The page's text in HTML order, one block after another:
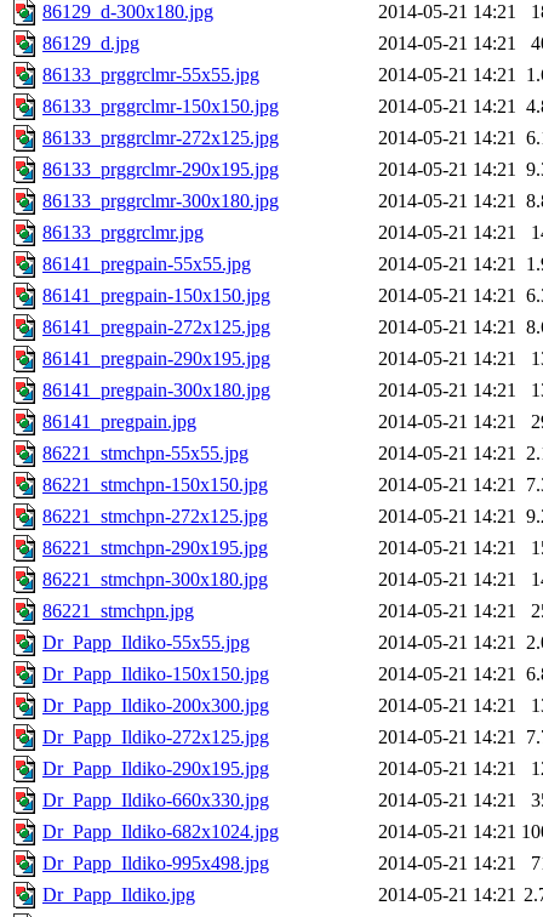
86129_d-300x180.jpg
2014-05-21 14:21
86129_d.jpg
2014-05-21 14:21
86133_prggrclmr-55x55.jpg
2014-05-21 14:21
86133_prggrclmr-150x150.jpg
2014-05-21 14:21
86133_prggrclmr-272x125.jpg
2014-05-21 14:21
86133_prggrclmr-290x195.jpg
2014-05-21 14:21
86133_prggrclmr-300x180.jpg
2014-05-21 14:21
86133_prggrclmr.jpg
2014-05-21 14:21
86141_pregpain-55x55.jpg
2014-05-21 14:21
86141_pregpain-150x150.jpg
2014-05-21 14:21
86141_pregpain-272x125.jpg
2014-05-21 14:21
86141_pregpain-290x195.jpg
2014-05-21 14:21
86141_pregpain-300x180.jpg
2014-05-21 14:21
86141_pregpain.jpg
2014-05-21 14:21
86221_stmchpn-55x55.jpg
2014-05-21 14:21
86221_stmchpn-150x150.jpg
2014-05-21 14:21
86221_stmchpn-272x125.jpg
2014-05-21 14:21
86221_stmchpn-290x195.jpg
2014-05-21 14:21
86221_stmchpn-300x180.jpg
2014-05-21 14:21
86221_stmchpn.jpg
2014-05-21 14:21
Dr_Papp_Ildiko-55x55.jpg
2014-05-21 14:21
Dr_Papp_Ildiko-150x150.jpg
2014-05-21 14:21
Dr_Papp_Ildiko-200x300.jpg
2014-05-21 14:21
Dr_Papp_Ildiko-272x125.jpg
2014-05-21 14:21
Dr_Papp_Ildiko-290x195.jpg
2014-05-21 14:21
Dr_Papp_Ildiko-660x330.jpg
2014-05-21 14:21
Dr_Papp_Ildiko-682x1024.jpg
2014-05-21 14:21
Dr_Papp_Ildiko-995x498.jpg
2014-05-21 14:21
Dr_Papp_Ildiko.jpg
2014-05-21 14:21